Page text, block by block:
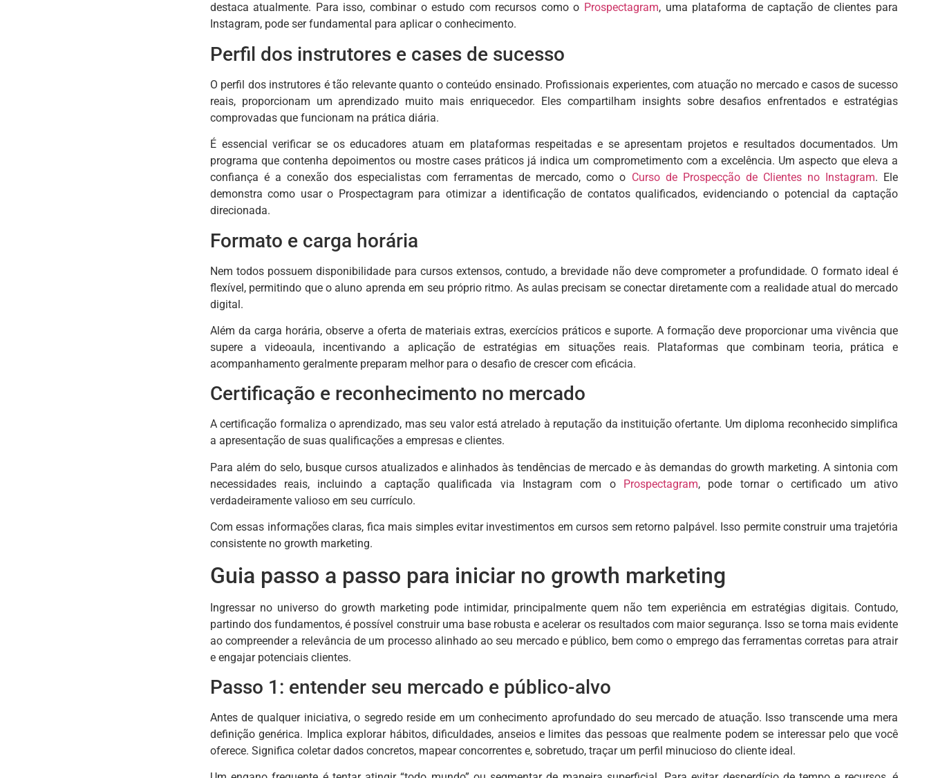
destaca atualmente. Para isso, combinar o estudo com recursos como o Prospectagram, uma plataforma de captação de clientes para
Instagram, pode ser fundamental para aplicar o conhecimento.
Perfil dos instrutores e cases de sucesso
O perfil dos instrutores é tão relevante quanto o conteúdo ensinado. Profissionais experientes, com atuação no mercado e casos de sucesso
reais, proporcionam um aprendizado muito mais enriquecedor. Eles compartilham insights sobre desafios enfrentados e estratégias
comprovadas que funcionam na prática diária.
É essencial verificar se os educadores atuam em plataformas respeitadas e se apresentam projetos e resultados documentados. Um
programa que contenha depoimentos ou mostre cases práticos já indica um comprometimento com a excelência. Um aspecto que eleva a
confiança é a conexão dos especialistas com ferramentas de mercado, como o Curso de Prospecção de Clientes no Instagram. Ele
demonstra como usar o Prospectagram para otimizar a identificação de contatos qualificados, evidenciando o potencial da captação
direcionada.
Formato e carga horária
Nem todos possuem disponibilidade para cursos extensos, contudo, a brevidade não deve comprometer a profundidade. O formato ideal é
flexível, permitindo que o aluno aprenda em seu próprio ritmo. As aulas precisam se conectar diretamente com a realidade atual do mercado
digital.
Além da carga horária, observe a oferta de materiais extras, exercícios práticos e suporte. A formação deve proporcionar uma vivência que
supere a videoaula, incentivando a aplicação de estratégias em situações reais. Plataformas que combinam teoria, prática e
acompanhamento geralmente preparam melhor para o desafio de crescer com eficácia.
Certificação e reconhecimento no mercado
A certificação formaliza o aprendizado, mas seu valor está atrelado à reputação da instituição ofertante. Um diploma reconhecido simplifica
a apresentação de suas qualificações a empresas e clientes.
Para além do selo, busque cursos atualizados e alinhados às tendências de mercado e às demandas do growth marketing. A sintonia com
necessidades reais, incluindo a captação qualificada via Instagram com o Prospectagram, pode tornar o certificado um ativo
verdadeiramente valioso em seu currículo.
Com essas informações claras, fica mais simples evitar investimentos em cursos sem retorno palpável. Isso permite construir uma trajetória
consistente no growth marketing.
Guia passo a passo para iniciar no growth marketing
Ingressar no universo do growth marketing pode intimidar, principalmente quem não tem experiência em estratégias digitais. Contudo,
partindo dos fundamentos, é possível construir uma base robusta e acelerar os resultados com maior segurança. Isso se torna mais evidente
ao compreender a relevância de um processo alinhado ao seu mercado e público, bem como o emprego das ferramentas corretas para atrair
e engajar potenciais clientes.
Passo 1: entender seu mercado e público-alvo
Antes de qualquer iniciativa, o segredo reside em um conhecimento aprofundado do seu mercado de atuação. Isso transcende uma mera
definição genérica. Implica explorar hábitos, dificuldades, anseios e limites das pessoas que realmente podem se interessar pelo que você
oferece. Significa coletar dados concretos, mapear concorrentes e, sobretudo, traçar um perfil minucioso do cliente ideal.